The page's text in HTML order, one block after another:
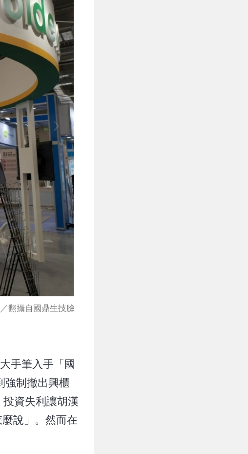
翻攝自國鼎生技臉
手筆入手「國
強制撤出興櫃
資失利讓胡漢
說」。然而在